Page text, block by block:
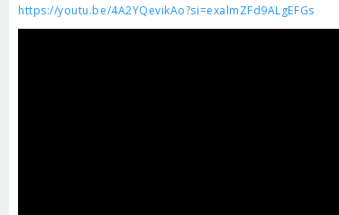
https://youtu.be/4A2YQevikAo?si=exalmZFd9ALgEFGs